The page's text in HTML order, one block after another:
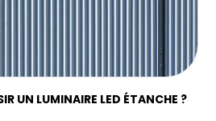
UN LUMINAIRE LED ÉTANCHE ?